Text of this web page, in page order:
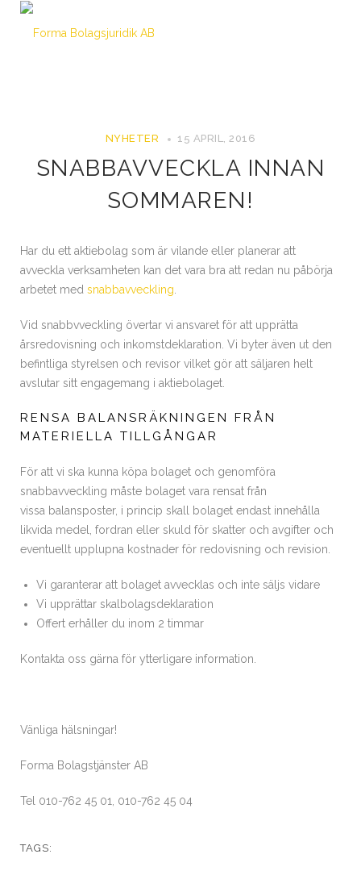
NYHETER 15 APRIL, 2016
SNABBAVVECKLA INNAN
SOMMAREN!
Har du ett aktiebolag som är vilande eller planerar att
avveckla verksamheten kan det vara bra att redan nu påbörja
arbetet med snabbavveckling
Vid snabbvveckling övertar vi ansvaret för att upprätta
årsredovisning och inkomstdeklaration. Vi byter även ut den
befintliga styrelsen och revisor vilket gör att säljaren helt
avslutar sitt engagemang i aktiebolaget.
RENSA BALANSRÄKNINGEN FRÅN
MATERIELLA TILLGÅNGAR
För att vi ska kunna köpa bolaget och genomföra
snabbavveckling måste bolaget vara rensat från
vissa balansposter, i princip skall bolaget endast innehålla
likvida medel, fordran eller skuld för skatter och avgifter och
eventuellt upplupna kostnader för redovisning och revision.
Vi garanterar att bolaget avvecklas och inte säljs vidare
Vi upprättar skalbolagsdeklaration
Offert erhåller du inom 2 timmar
Kontakta oss gärna för ytterligare information.
Vänliga hälsningar!
Forma Bolagstjänster AB
Tel 010-762 45 01, 010-762 45 04
TAGS: